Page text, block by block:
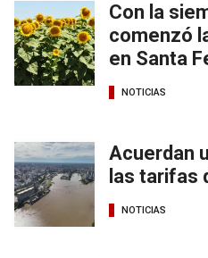
Con la
comenzó
en Santa
NOTICIAS
Acuerdan
las tarifas
NOTICIAS